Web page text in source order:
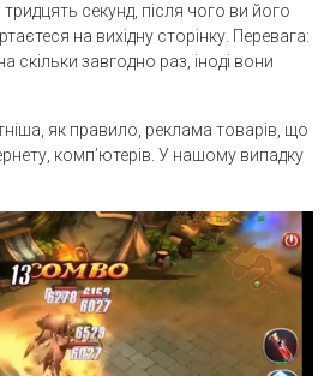
секунд, після чого ви його
на вихідну сторінку. Перевага:
скільки завгодно раз, іноді вони
як правило, реклама товарів, що
комп’ютерів. У нашому випадку